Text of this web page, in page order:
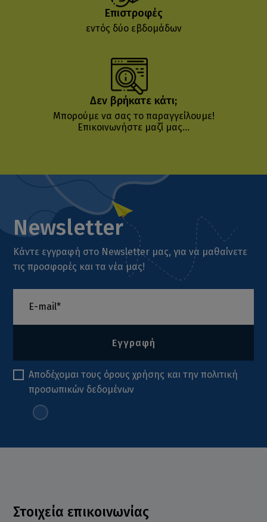
Επιστροφές
εντός δύο εβδομάδων
Δεν βρήκατε κάτι;
Μπορούμε να σας το παραγγείλουμε!
Επικοινωνήστε μαζί μας...
Newsletter
Κάντε εγγραφή στο Newsletter μας, για να μαθαίνετε
τις προσφορές και τα νέα μας!
Εγγραφή
Αποδέχομαι τους όρους χρήσης και τηνπολιτική
προσωπικών δεδομένων
Στοιχεία επικοινωνίας